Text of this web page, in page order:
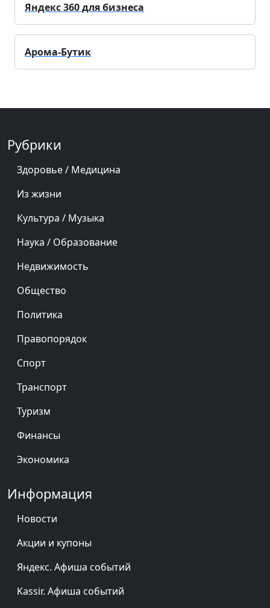
Яндекс 360 для бизнеса
Арома-Бутик
Рубрики
Здоровье / Медицина
Из жизни
Культура / Музыка
Наука / Образование
Недвижимость
Общество
Политика
Правопорядок
Спорт
Транспорт
Туризм
Финансы
Экономика
Информация
Новости
Акции и купоны
Яндекс. Афиша событий
Kassir. Афиша событий